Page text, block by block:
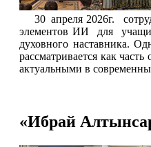
30 апреля 2026г.
элементов ИИ для
духовного наставника.
рассматривается как
актуальными в
«Ибрай